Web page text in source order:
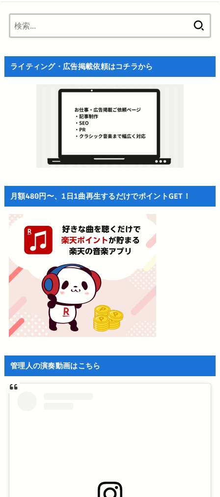
ライティング・広告掲載依頼はコチラから
月額480円〜、1日1曲再生するだけでポイントGET！
管理人の演奏動画はこちら